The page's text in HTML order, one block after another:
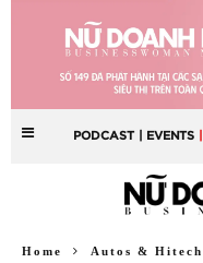
PODCAST | EVENTS
Home Autos & Hitech